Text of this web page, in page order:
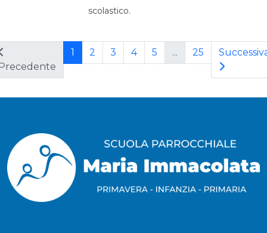
scolastico.
1 2 3 4 5 ... 25